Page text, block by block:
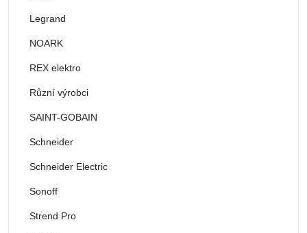
Legrand
NOARK
REX elektro
Různí výrobci
SAINT-GOBAIN
Schneider
Schneider Electric
Sonoff
Strend Pro